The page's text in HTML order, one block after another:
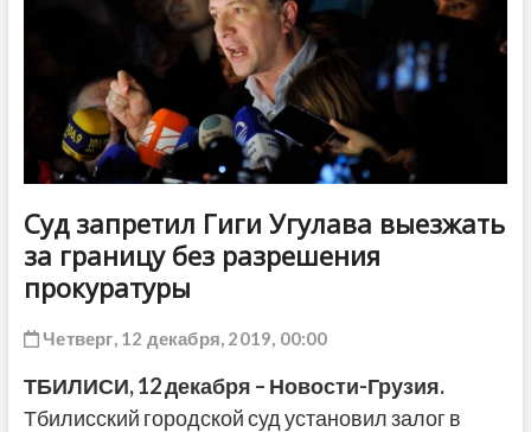
Суд запретил Гиги Угулава выезжать
за границу без разрешения
прокуратуры
Четверг, 12 декабря, 2019, 00:00
ТБИЛИСИ, 12 декабря – Новости-Грузия.
Тбилисский городской суд установил залог в